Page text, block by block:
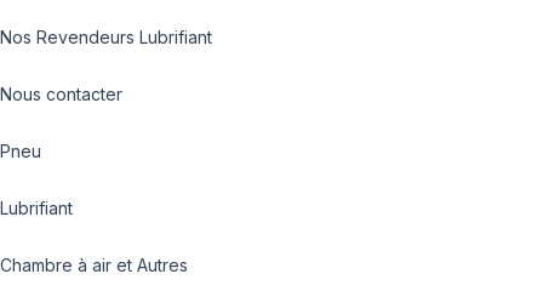
Nos Revendeurs Lubrifiant
Nous contacter
Pneu
Lubrifiant
Chambre à air et Autres